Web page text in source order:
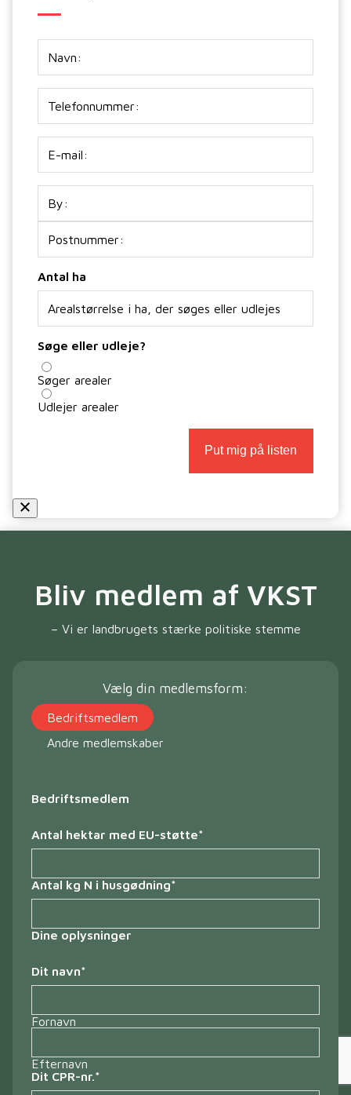
Navn
Telefon
E-
mail (Påkrævet)
Adresse
Antal ha
Søge eller udleje?
Søger arealer
Udlejer arealer
Bliv medlem af VKST
– Vi er landbrugets stærke politiske stemme
Vælg din medlemsform:
Bedriftsmedlem
Andre medlemskaber
Bedriftsmedlem
Antal hektar med EU-støtte*
Antal kg N i husgødning*
Dine oplysninger
Dit navn*
Fornavn
Efternavn
Dit CPR-nr.*